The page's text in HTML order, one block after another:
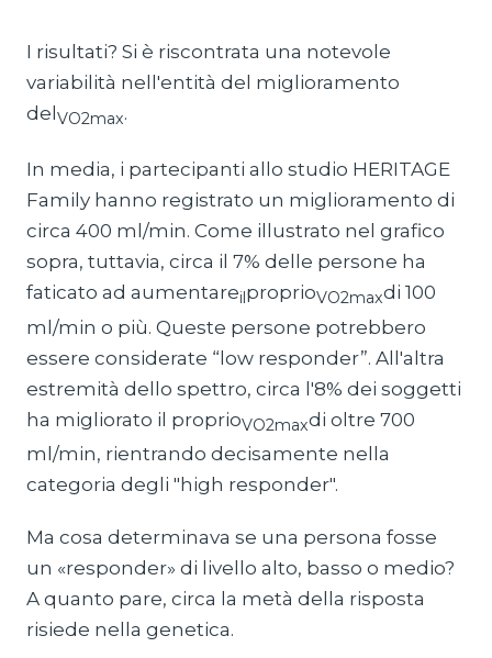
I risultati? Si è riscontrata una notevole
variabilità nell'entità del miglioramento
delVO2max.
In media, i partecipanti allo studio HERITAGE
Family hanno registrato un miglioramento di
circa 400 ml/min. Come illustrato nel grafico
sopra, tuttavia, circa il 7% delle persone ha
faticato ad aumentareil proprioVO2maxdi 100
ml/min o più. Queste persone potrebbero
essere considerate “low responder”. All'altra
estremità dello spettro, circa l'8% dei soggetti
ha migliorato il proprioVO2maxdi oltre 700
ml/min, rientrando decisamente nella
categoria degli "high responder".
Ma cosa determinava se una persona fosse
un «responder» di livello alto, basso o medio?
A quanto pare, circa la metà della risposta
risiede nella genetica.